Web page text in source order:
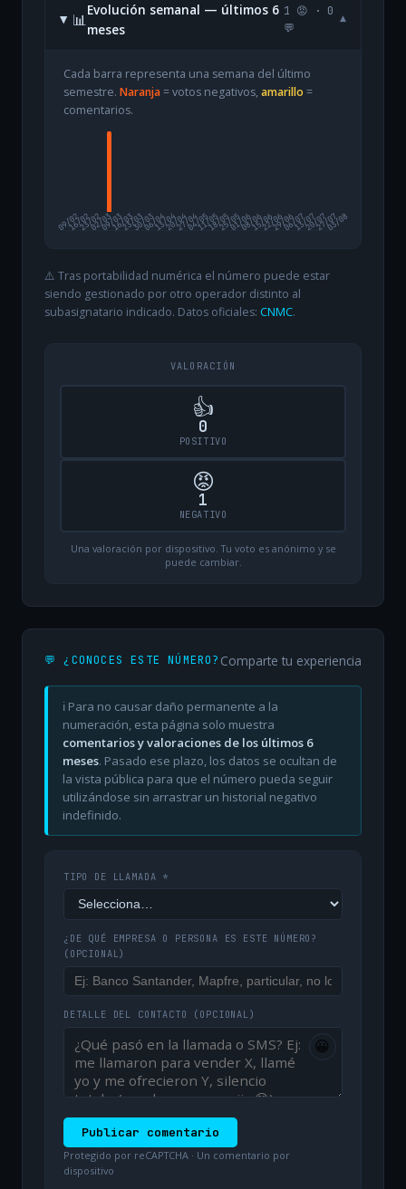
📊
Evolución semanal — últimos 6
meses
1 😡 · 0
💬
▾
Cada barra representa una semana del último
semestre. Naranja= votos negativos, amarillo =
comentarios.
09/02
16/0223/0202/0309/0316/0323/0330/0306/0413/0420/0427/0404/0511/0518/0525/0501/0608/0615/0622/0629/0606/0713/0720/0727/07
03/08
⚠️ Tras portabilidad numérica el número puede estar
siendo gestionado por otro operador distinto al
subasignatario indicado. Datos oficiales: CNMC.
VALORACIÓN
👍
0
POSITIVO
😡
1
NEGATIVO
Una valoración por dispositivo. Tu voto es anónimo y se
puede cambiar.
💬 ¿CONOCES ESTE NÚMERO? Comparte tu experiencia
ℹ️ Para no causar daño permanente a la
numeración, esta página solo muestra
comentarios y valoraciones de los últimos 6
meses. Pasado ese plazo, los datos se ocultan de
la vista pública para que el número pueda seguir
utilizándose sin arrastrar un historial negativo
indefinido.
TIPO DE LLAMADA *
¿DE QUÉ EMPRESA O PERSONA ES ESTE NÚMERO?
(OPCIONAL)
DETALLE DEL CONTACTO (OPCIONAL)
😀
Publicar comentario
Protegido por reCAPTCHA · Un comentario por
dispositivo